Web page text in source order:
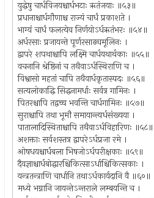
युद्धेषु चार्धविजयश्चार्धभटाः ऋतंजयाः ॥५३॥
प्रधानाश्चार्धगौणाश्च राज्यं चार्धं प्रकाशते ।
भाग्यं चार्धं फलत्येव निर्णयोऽर्धऋतंभरः ॥५४॥
अर्धरसाः प्रजायन्ते पूर्णरसाढ्यमूलिनः ।
द्वापरे शपथाश्चापि लक्ष्मि चार्धयथार्थकाः ॥५५॥
वचनानि श्रेष्ठिनां च तथैवाऽर्धस्थिराणि च ।
विश्वासो महतां चापि तथैवार्धकृतास्पदः ॥५६॥
सत्यलोकाद्धि सिद्धनामर्धाः सर्वत्र गामिनः ।
पितरश्चापि तद्वच्च भवन्ति चार्धगामिनः ॥५७॥
सुराश्चापि तथा भूमौ समायान्त्यर्धसंख्यया ।
पातालादिस्थिताश्चापि तथैवाऽर्धविहारिणः ॥५८॥
अशक्ताः सर्वशस्तत्र द्वापरेऽर्धप्रजा रमे ।
ओषधयश्चार्धबला भिषजोऽर्धपरीक्षकाः ॥५९॥
दैवज्ञाश्चार्धबोद्धारश्चिकित्साऽर्धाश्चिकित्सकाः ।
यन्त्रतन्त्राणि चार्धानि तथाऽर्धकार्यदानि वै ॥६०॥
मध्ये भग्नानि जायन्तेऽन्तराले लम्बयन्ति च ।